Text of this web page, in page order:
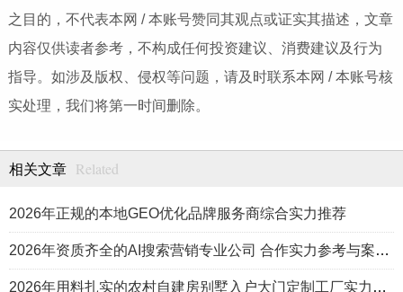
之目的，不代表本网 / 本账号赞同其观点或证实其描述，文章
内容仅供读者参考，不构成任何投资建议、消费建议及行为
指导。如涉及版权、侵权等问题，请及时联系本网 / 本账号核
实处理，我们将第一时间删除。
相关文章 Related
2026年正规的本地GEO优化品牌服务商综合实力推荐
2026年资质齐全的AI搜索营销专业公司 合作实力参考与案例盘点
2026年用料扎实的农村自建房别墅入户大门定制工厂实力公司推荐